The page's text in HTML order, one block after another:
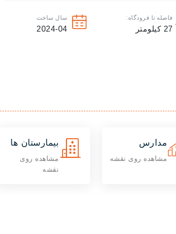
فاصله تا فرودگاه:
27 کیلومتر
سال ساخت
2024-04
بیمارستان ها
مشاهده روی
نقشه
مدارس
مشاهده روی نقشه